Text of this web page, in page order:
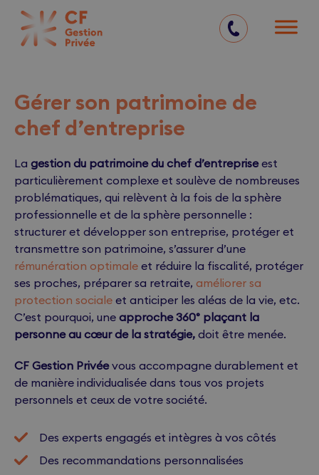
Gérer son patrimoine de
chef d’entreprise
La gestion du patrimoine du chef d’entrepriseest
particulièrement complexe et soulève de nombreuses
problématiques, qui relèvent à la fois de la sphère
professionnelle et de la sphère personnelle :
structurer et développer son entreprise, protéger et
transmettre son patrimoine, s’assurer d’une
rémunération optimale et réduire la fiscalité, protéger
ses proches, préparer sa retraite, améliorer sa
protection sociale et anticiper les aléas de la vie, etc.
C’est pourquoi, une approche 360° plaçant la
personne au cœur de la stratégie, doit être menée.
CF Gestion Privéevous accompagne durablement et
de manière individualisée dans tous vos projets
personnels et ceux de votre société.
Des experts engagés et intègres à vos côtés
Des recommandations personnalisées